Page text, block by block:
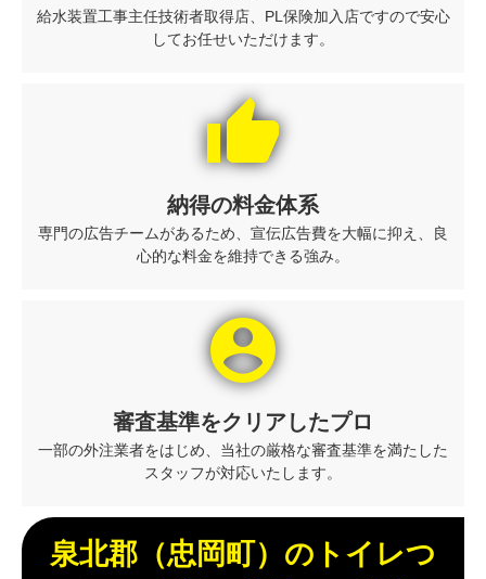
給水装置工事主任技術者取得店、PL保険加入店ですので安心
してお任せいただけます。
thumb_up
納得の料金体系
専門の広告チームがあるため、宣伝広告費を大幅に抑え、良
心的な料金を維持できる強み。
account_circle
審査基準をクリアしたプロ
一部の外注業者をはじめ、当社の厳格な審査基準を満たした
スタッフが対応いたします。
泉北郡（忠岡町）のトイレつ